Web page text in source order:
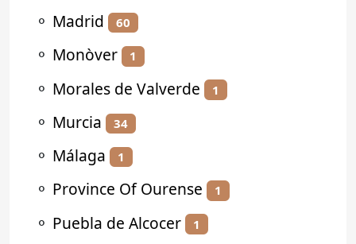
⚬ Madrid 60
⚬ Monòver 1
⚬ Morales de Valverde 1
⚬ Murcia 34
⚬ Málaga 1
⚬ Province Of Ourense 1
⚬ Puebla de Alcocer 1